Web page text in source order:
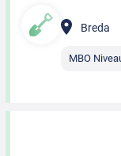
Breda
MBO